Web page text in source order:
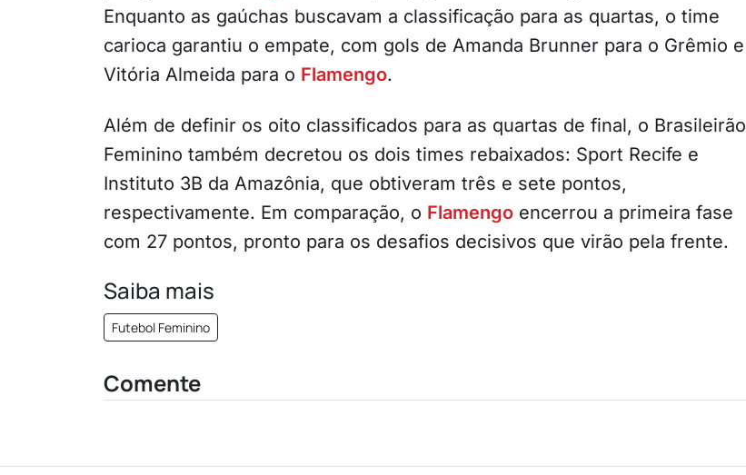
Enquanto as gaúchas buscavam a classificação para as quartas, o time
carioca garantiu o empate, com gols de Amanda Brunner para o Grêmio e
Vitória Almeida para o Flamengo.
Além de definir os oito classificados para as quartas de final, o Brasileirão
Feminino também decretou os dois times rebaixados: Sport Recife e
Instituto 3B da Amazônia, que obtiveram três e sete pontos,
respectivamente. Em comparação, o Flamengo encerrou a primeira fase
com 27 pontos, pronto para os desafios decisivos que virão pela frente.
Saiba mais
Futebol Feminino
Comente